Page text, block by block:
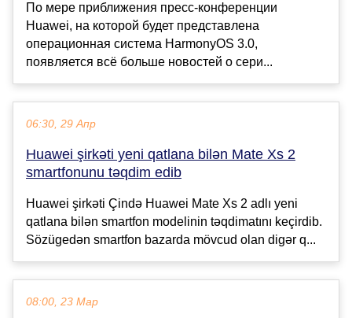
По мере приближения пресс-конференции
Huawei, на которой будет представлена
операционная система HarmonyOS 3.0,
появляется всё больше новостей о сери...
06:30, 29 Апр
Huawei şirkəti yeni qatlana bilən Mate Xs 2
smartfonunu təqdim edib
Huawei şirkəti Çində Huawei Mate Xs 2 adlı yeni
qatlana bilən smartfon modelinin təqdimatını keçirdib.
Sözügedən smartfon bazarda mövcud olan digər q...
08:00, 23 Мар